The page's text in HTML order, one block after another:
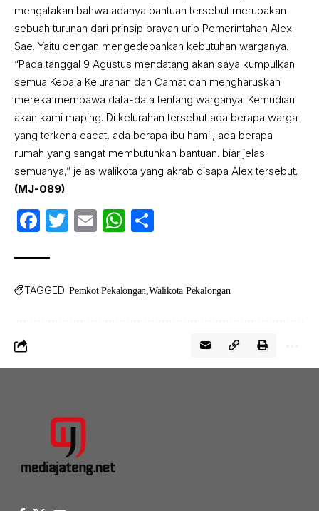
mengatakan bahwa adanya bantuan tersebut merupakan
sebuah turunan dari prinsip brayan urip Pemerintahan Alex-
Sae. Yaitu dengan mengedepankan kebutuhan warganya.
“Pada tanggal 9 Agustus mendatang akan saya kumpulkan
semua Kepala Kelurahan dan Camat dan mengharuskan
mereka membawa data-data tentang warganya. Kemudian
akan kami maping. Di kelurahan tersebut ada berapa warga
yang terkena cacat, ada berapa ibu hamil, ada berapa
rumah yang sangat membutuhkan bantuan. biar jelas
semuanya,” jelas walikota yang akrab disapa Alex tersebut.
(MJ-089)
Facebook
Twitter
EmailWhatsApp
TAGGED: Pemkot Pekalongan Walikota Pekalongan